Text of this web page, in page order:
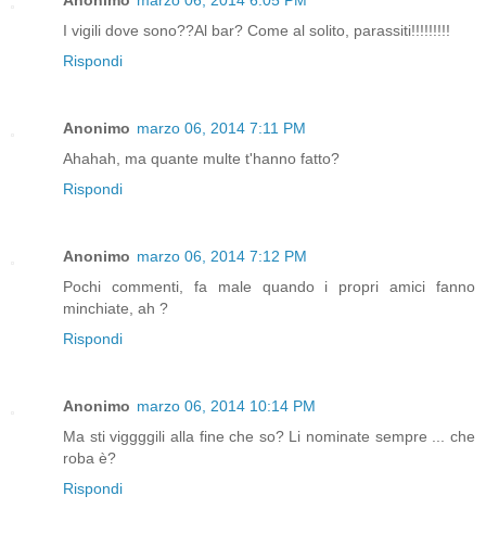
I vigili dove sono??Al bar? Come al solito, parassiti!!!!!!!!!
Rispondi
Anonimo marzo 06, 2014 7:11 PM
Ahahah, ma quante multe t'hanno fatto?
Rispondi
Anonimo marzo 06, 2014 7:12 PM
Pochi commenti, fa male quando i propri amici fanno
minchiate, ah ?
Rispondi
Anonimo marzo 06, 2014 10:14 PM
Ma sti viggggili alla fine che so? Li nominate sempre ... che
roba è?
Rispondi